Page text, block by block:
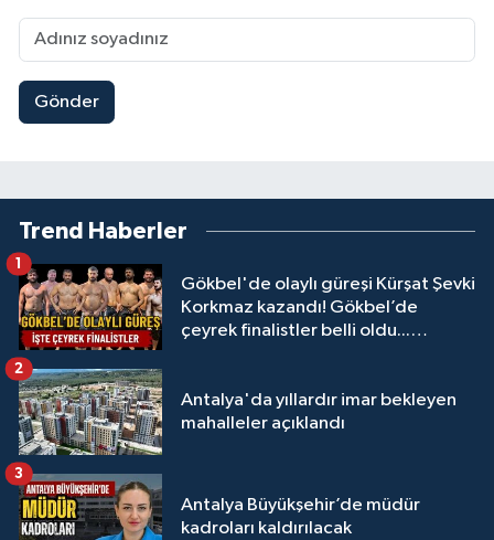
Gönder
Trend Haberler
Gökbel'de olaylı güreşi Kürşat Şevki
Korkmaz kazandı! Gökbel’de
çeyrek finalistler belli oldu...
1
Antalya'da yıllardır imar bekleyen
mahalleler açıklandı
2
Antalya Büyükşehir’de müdür
kadroları kaldırılacak
3